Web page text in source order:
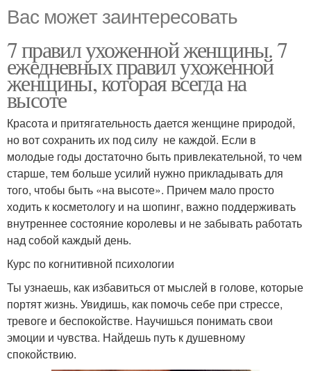
Вас может заинтересовать
7 правил ухоженной женщины. 7
ежедневных правил ухоженной
женщины, которая всегда на
высоте
Красота и притягательность дается женщине природой,
но вот сохранить их под силу не каждой. Если в
молодые годы достаточно быть привлекательной, то чем
старше, тем больше усилий нужно прикладывать для
того, чтобы быть «на высоте». Причем мало просто
ходить к косметологу и на шопинг, важно поддерживать
внутреннее состояние королевы и не забывать работать
над собой каждый день.
Курс по когнитивной психологии
Ты узнаешь, как избавиться от мыслей в голове, которые
портят жизнь. Увидишь, как помочь себе при стрессе,
тревоге и беспокойстве. Научишься понимать свои
эмоции и чувства. Найдешь путь к душевному
спокойствию.